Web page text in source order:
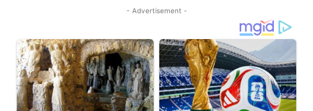
- Advertisement -